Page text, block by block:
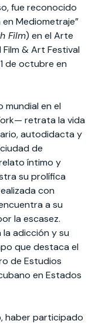
fue reconocido
Mediometraje”
Film) en el Arte
& Art Festival
de octubre en
en el
retrata la vida
autodidacta y
de
íntimo y
su prolífica
con
a su
la escasez.
adicción y su
que destaca el
de Estudios
en Estados
haber participado